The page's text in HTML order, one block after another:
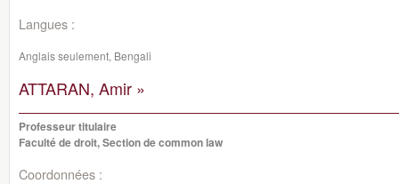
Langues :
Anglais seulement, Bengali
ATTARAN, Amir »
Professeur titulaire
Faculté de droit, Section de common law
Coordonnées :